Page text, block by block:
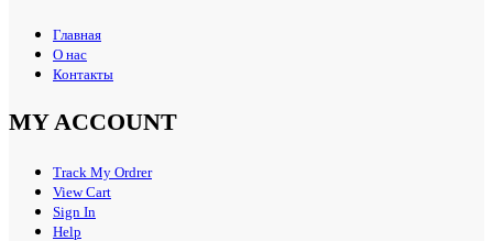
Главная
О нас
Контакты
MY ACCOUNT
Track My Ordrer
View Cart
Sign In
Help